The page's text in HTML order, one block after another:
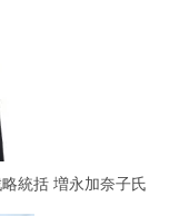
統括 増永加奈子氏